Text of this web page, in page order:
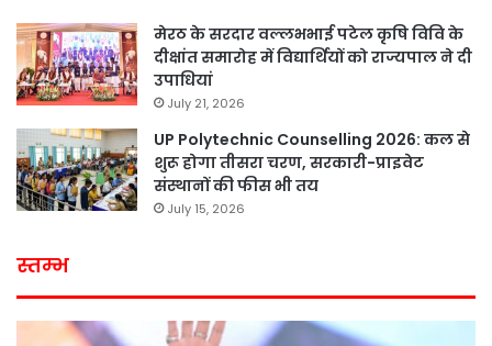
मेरठ के सरदार वल्लभभाई पटेल कृषि विवि के
दीक्षांत समारोह में विद्यार्थियों को राज्यपाल ने दी
उपाधियां
July 21, 2026
UP Polytechnic Counselling 2026: कल से
शुरू होगा तीसरा चरण, सरकारी-प्राइवेट
संस्थानों की फीस भी तय
July 15, 2026
स्तम्भ